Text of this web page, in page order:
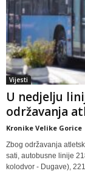
Vijesti
U nedjelju
održavanja
Kronike Velike Gorice
Zbog održavanja
sati, autobusne linije
kolodvor - Dugave),